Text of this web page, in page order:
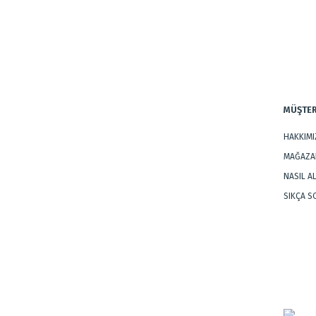
NASIL
SIKÇA